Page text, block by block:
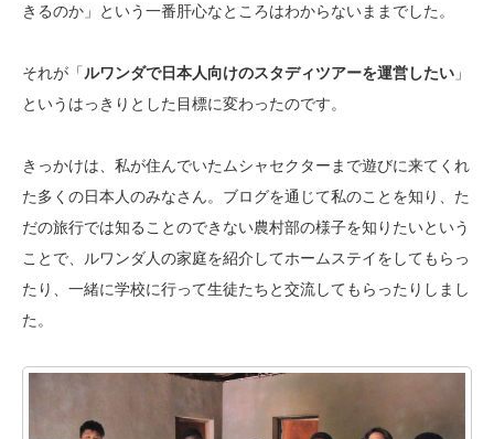
きるのか」という一番肝心なところはわからないままでした。
それが「ルワンダで日本人向けのスタディツアーを運営したい 」
というはっきりとした目標に変わったのです。
きっかけは、私が住んでいたムシャセクターまで遊びに来てくれ
た多くの日本人のみなさん。ブログを通じて私のことを知り、た
だの旅行では知ることのできない農村部の様子を知りたいという
ことで、ルワンダ人の家庭を紹介してホームステイをしてもらっ
たり、一緒に学校に行って生徒たちと交流してもらったりしまし
た。